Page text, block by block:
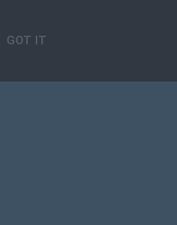
GOT IT